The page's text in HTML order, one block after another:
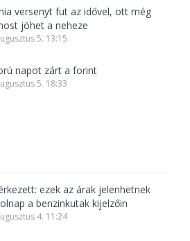
versenyt fut az idővel, ott még
jöhet a neheze
5. 13:15
napot zárt a forint
5. 18:33
ezek az árak jelenhetnek
a benzinkutak kijelzőin
4. 11:24